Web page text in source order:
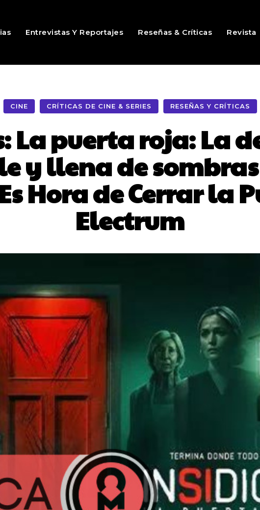
Entrevistas Y Reportajes Reseñas & Críticas Revista
CINE CRÍTICAS DE CINE & SERIES RESEÑAS Y CRÍTICAS
La puerta roja: La
y llena de
Hora de Cerrar la
Electrum